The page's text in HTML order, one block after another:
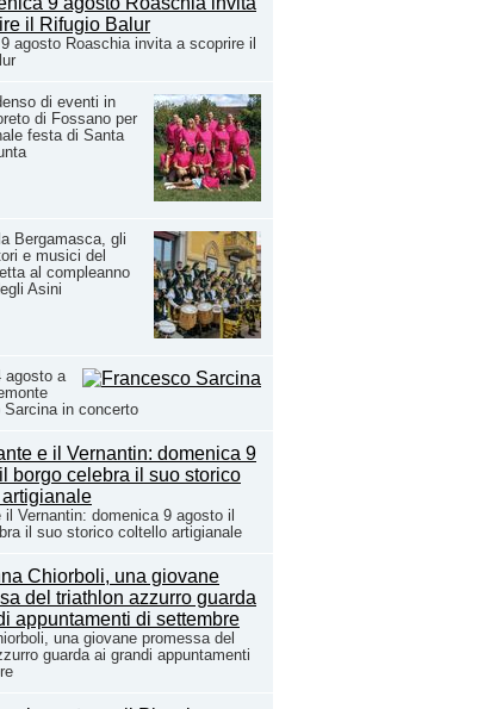
agosto Roaschia invita a scoprire il
di eventi in
di Fossano per
festa di Santa
Bergamasca, gli
e musici del
al compleanno
Asini
agosto a
Sarcina in concerto
il Vernantin: domenica 9 agosto il
il suo storico coltello artigianale
una giovane promessa del
guarda ai grandi appuntamenti